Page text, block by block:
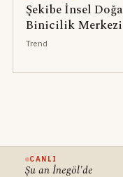
Şekibe İnsel
Binicilik
Trend
CANLI
Şu an İnegöl'de